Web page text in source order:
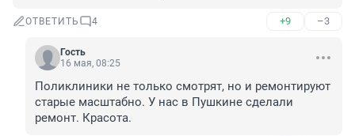
ОТВЕТИТЬ 4 +9 –3
Гость
16 мая, 08:25
Поликлиники не только смотрят, но и ремонтируют
старые масштабно. У нас в Пушкине сделали
ремонт. Красота.